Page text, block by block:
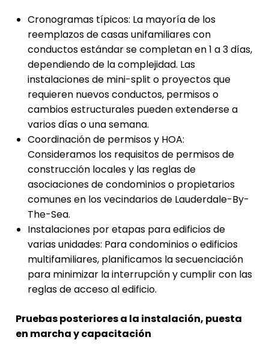
Cronogramas típicos: La mayoría de los
reemplazos de casas unifamiliares con
conductos estándar se completan en 1 a 3 días,
dependiendo de la complejidad. Las
instalaciones de mini-split o proyectos que
requieren nuevos conductos, permisos o
cambios estructurales pueden extenderse a
varios días o una semana.
Coordinación de permisos y HOA:
Consideramos los requisitos de permisos de
construcción locales y las reglas de
asociaciones de condominios o propietarios
comunes en los vecindarios de Lauderdale-By-
The-Sea.
Instalaciones por etapas para edificios de
varias unidades: Para condominios o edificios
multifamiliares, planificamos la secuenciación
para minimizar la interrupción y cumplir con las
reglas de acceso al edificio.
Pruebas posteriores a la instalación, puesta
en marcha y capacitación